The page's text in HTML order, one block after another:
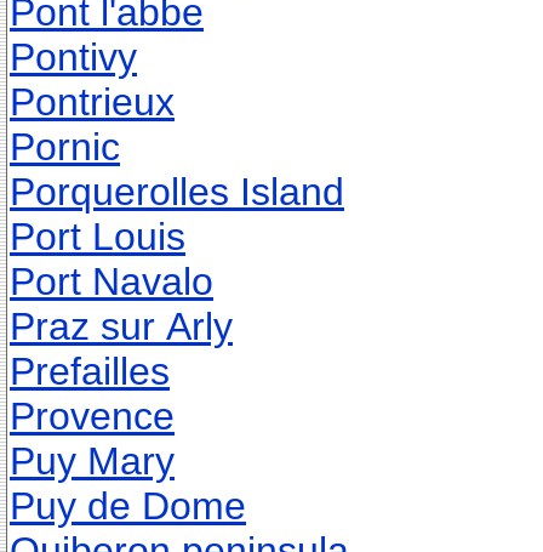
Pont l'abbe
Pontivy
Pontrieux
Pornic
Porquerolles Island
Port Louis
Port Navalo
Praz sur Arly
Prefailles
Provence
Puy Mary
Puy de Dome